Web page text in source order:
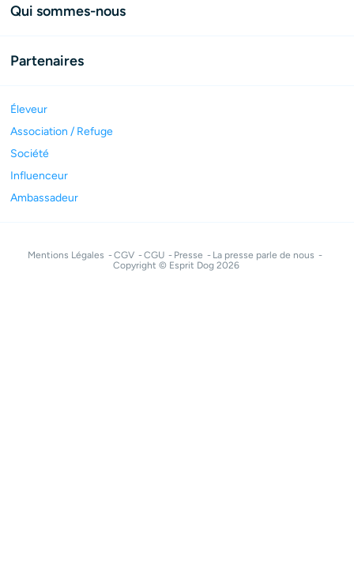
Qui sommes-nous
Partenaires
Éleveur
Association / Refuge
Société
Influenceur
Ambassadeur
Mentions Légales CGV CGU Presse
La presse parle de nous
Copyright © Esprit Dog 2026